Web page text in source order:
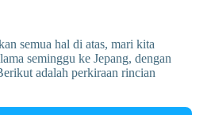
semua hal di atas, mari kita
seminggu ke Jepang, dengan
adalah perkiraan rincian